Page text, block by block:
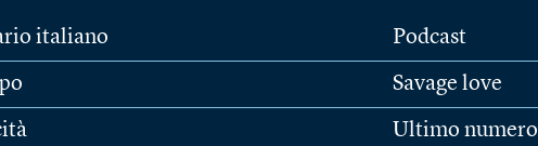
italiano Podcast
Savage love
Ultimo numero